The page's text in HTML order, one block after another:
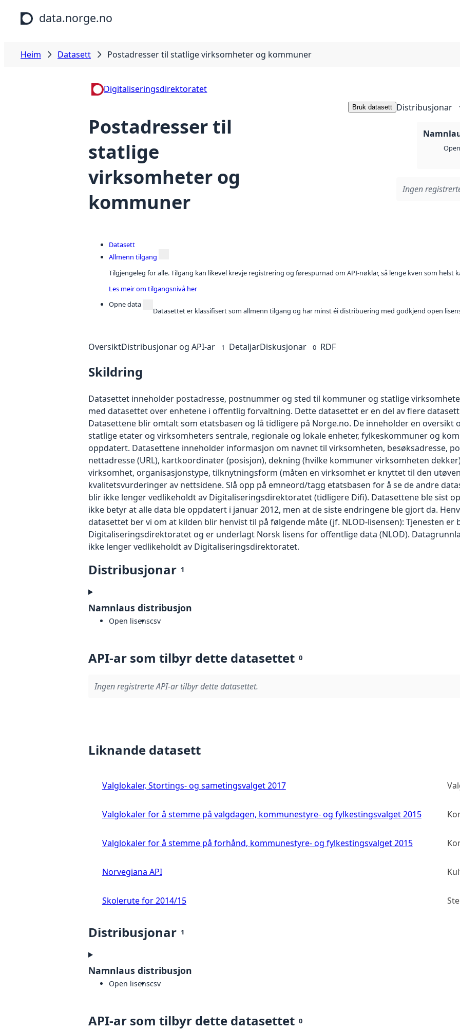
Hopp til hovudinnhald
data.norge.no
Heim Datasett Postadresser til statlige virksomheter og kommuner
Digitaliseringsdirektoratet
Postadresser til
statlige
virksomheter og
kommuner
Bruk datasett Distribusjonar
Ingen
Datasett
Allmenn tilgang
Tilgjengeleg for alle. Tilgang kan likevel krevje registrering og førespurnad om API-nøklar, så lenge kven som helst
Les meir om tilgangsnivå her
Opne data
Datasettet er klassifisert som allmenn tilgang og har minst éi distribuering med godkjend open
OversiktDistribusjonar og API-ar 1 DetaljarDiskusjonar 0 RDF
Skildring
Datasettet inneholder postadresse, postnummer og sted til kommuner og statlige
med datasettet over enhetene i offentlig forvaltning. Dette datasettet er en del av flere
Datasettene blir omtalt som etatsbasen og lå tidligere på Norge.no. De inneholder en oversikt
statlige etater og virksomheters sentrale, regionale og lokale enheter, fylkeskommuner og
oppdatert. Datasettene inneholder informasjon om navnet til virksomheten, besøksadresse,
nettadresse (URL), kartkoordinater (posisjon), dekning (hvilke kommuner virksomheten
virksomhet, organisasjonstype, tilknytningsform (måten en virksomhet er knyttet til den
kvalitetsvurderinger av nettsidene. Slå opp på emneord/tagg etatsbasen for å se de andre
blir ikke lenger vedlikeholdt av Digitaliseringsdirektoratet (tidligere Difi). Datasettene ble sist
ikke betyr at alle data ble oppdatert i januar 2012, men at de siste endringene ble gjort da.
datasettet ber vi om at kilden blir henvist til på følgende måte (jf. NLOD-lisensen): Tjenesten er
Digitaliseringsdirektoratet og er underlagt Norsk lisens for offentlige data (NLOD).
ikke lenger vedlikeholdt av Digitaliseringsdirektoratet.
Distribusjonar 1
Namnlaus distribusjon
Open lisenscsv
API-ar som tilbyr dette datasettet 0
Ingen registrerte API-ar tilbyr dette datasettet.
Liknande datasett
Valglokaler, Stortings- og sametingsvalget 2017
Valglokaler for å stemme på valgdagen, kommunestyre- og fylkestingsvalget 2015
Valglokaler for å stemme på forhånd, kommunestyre- og fylkestingsvalget 2015
Norvegiana API
Skolerute for 2014/15
Distribusjonar 1
Namnlaus distribusjon
Open lisenscsv
API-ar som tilbyr dette datasettet 0